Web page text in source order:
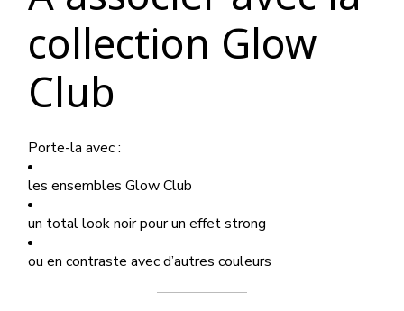
collection Glow
Club
Porte-la avec :
les ensembles Glow Club
un total look noir pour un effet strong
ou en contraste avec d’autres couleurs